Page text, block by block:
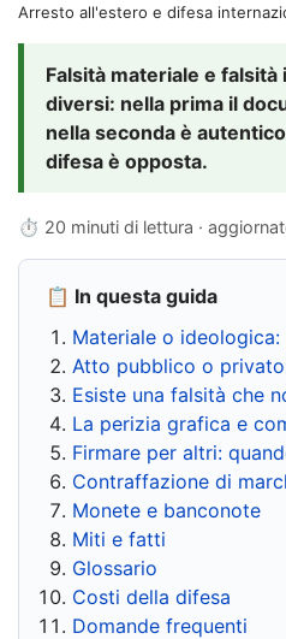
Arresto all'estero e difesa
Falsità materiale e
diversi: nella prima il
nella seconda è
difesa è opposta.
⏱ 20 minuti di lettura ·
📋 In questa guida
Materiale o
Atto pubblico o
Esiste una falsità che
La perizia grafica e
Firmare per altri:
Contraffazione di
Monete e banconote
Miti e fatti
Glossario
Costi della difesa
Domande frequenti